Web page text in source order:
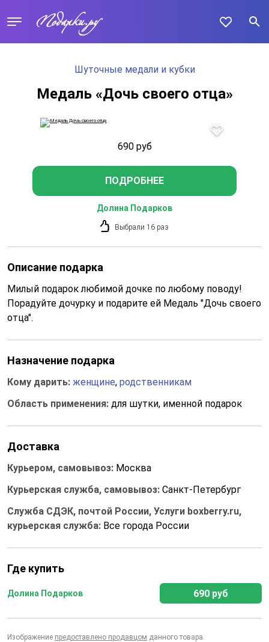
Шуточные медали и кубки
Медаль «Дочь своего отца»
690 руб
ПОДРОБНЕЕ
Долина Подарков
Выбрали 16 раз
Описание подарка
Милый подарок любимой дочке по любому поводу!
Порадуйте дочурку и подарите ей Медаль "Дочь своего
отца".
Назначение подарка
Кому дарить: женщине, родственникам
Область применения: для шутки, именной подарок
Доставка
Курьером, самовывоз: Москва
Курьерская служба, самовывоз: Санкт-Петербург
Служба СДЭК, почтой России, Услуги boxberry.ru,
курьерская служба: Все города России
Где купить
Долина Подарков 690 руб
Изображение предоставлено продавцом данного товара.